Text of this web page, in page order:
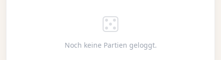
Noch keine Partien geloggt.